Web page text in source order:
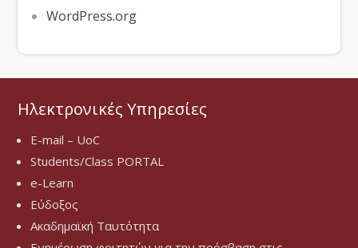
WordPress.org
Ηλεκτρονικές Υπηρεσίες
E-mail – UoC
Students/Class PORTAL
e-Learn
Εύδοξος
Ακαδημαϊκή Ταυτότητα